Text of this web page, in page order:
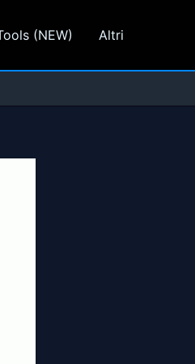
(NEW) Altri